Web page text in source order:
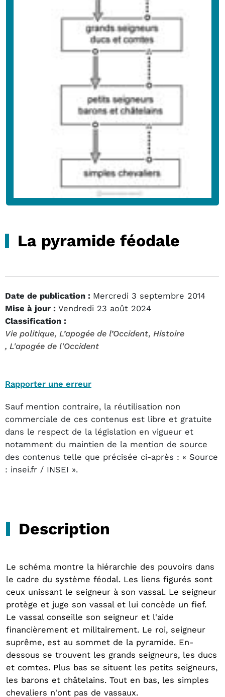
La pyramide féodale
Date de publication : Mercredi 3 septembre 2014
Mise à jour : Vendredi 23 août 2024
Classification :
Vie politique, L’apogée de l’Occident, Histoire
, L'apogée de l'Occident
Rapporter une erreur
Sauf mention contraire, la réutilisation non
commerciale de ces contenus est libre et gratuite
dans le respect de la législation en vigueur et
notamment du maintien de la mention de source
des contenus telle que précisée ci-après : « Source
: insei.fr / INSEI ».
Description
Le schéma montre la hiérarchie des pouvoirs dans
le cadre du système féodal. Les liens figurés sont
ceux unissant le seigneur à son vassal. Le seigneur
protège et juge son vassal et lui concède un fief.
Le vassal conseille son seigneur et l'aide
financièrement et militairement. Le roi, seigneur
suprême, est au sommet de la pyramide. En-
dessous se trouvent les grands seigneurs, les ducs
et comtes. Plus bas se situent les petits seigneurs,
les barons et châtelains. Tout en bas, les simples
chevaliers n'ont pas de vassaux.